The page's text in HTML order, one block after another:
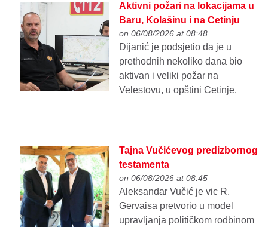
Aktivni požari na lokacijama u
Baru, Kolašinu i na Cetinju
on 06/08/2026 at 08:48
Dijanić je podsjetio da je u
prethodnih nekoliko dana bio
aktivan i veliki požar na
Velestovu, u opštini Cetinje.
Tajna Vučićevog predizbornog
testamenta
on 06/08/2026 at 08:45
Aleksandar Vučić je vic R.
Gervaisa pretvorio u model
upravljanja političkom rodbinom